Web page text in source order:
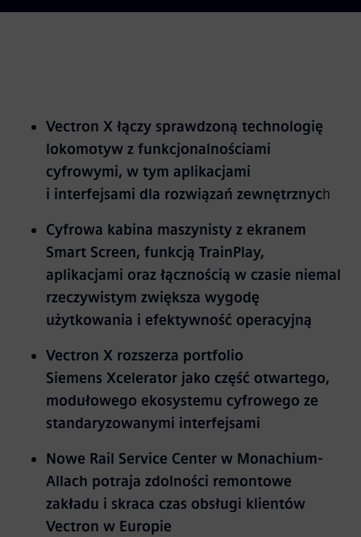
Vectron X łączy sprawdzoną technologię
lokomotyw z funkcjonalnościami
cyfrowymi, w tym aplikacjami
i interfejsami dla rozwiązań zewnętrznych
Cyfrowa kabina maszynisty z ekranem
Smart Screen, funkcją TrainPlay,
aplikacjami oraz łącznością w czasie niemal
rzeczywistym zwiększa wygodę
użytkowania i efektywność operacyjną
Vectron X rozszerza portfolio
Siemens Xcelerator jako część otwartego,
modułowego ekosystemu cyfrowego ze
standaryzowanymi interfejsami
Nowe Rail Service Center w Monachium-
Allach potraja zdolności remontowe
zakładu i skraca czas obsługi klientów
Vectron w Europie